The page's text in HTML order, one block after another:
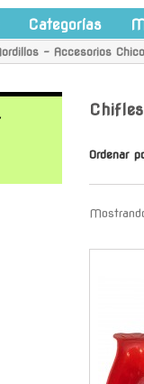
Categorías
- Accesorios
Ordenar